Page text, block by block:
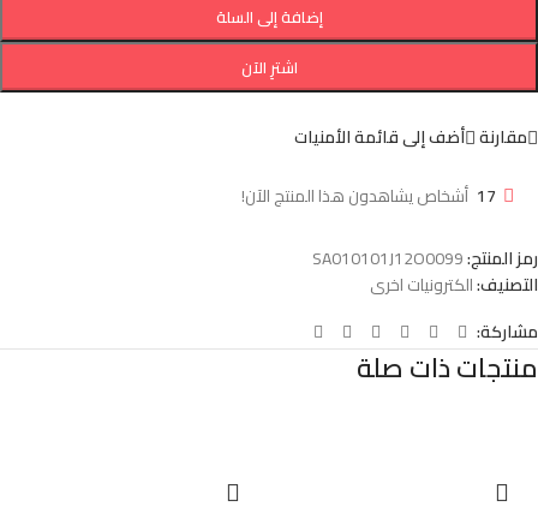
إضافة إلى السلة
اشترِ الآن
مقارنة أضف إلى قائمة الأمنيات
17 أشخاص يشاهدون هذا المنتج الآن!
رمز المنتج:SA010101J12O0099
التصنيف:الكترونيات اخرى
مشاركة:
منتجات ذات صلة